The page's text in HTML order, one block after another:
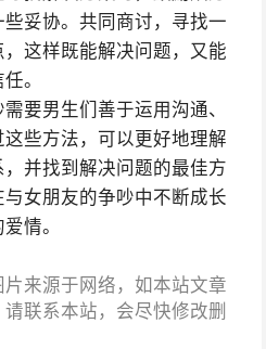
妥协。共同商讨，寻找一
这样既能解决问题，又能
。
要男生们善于运用沟通、
些方法，可以更好地理解
并找到解决问题的最佳方
女朋友的争吵中不断成长
情。
来源于网络，如本站文章
联系本站，会尽快修改删